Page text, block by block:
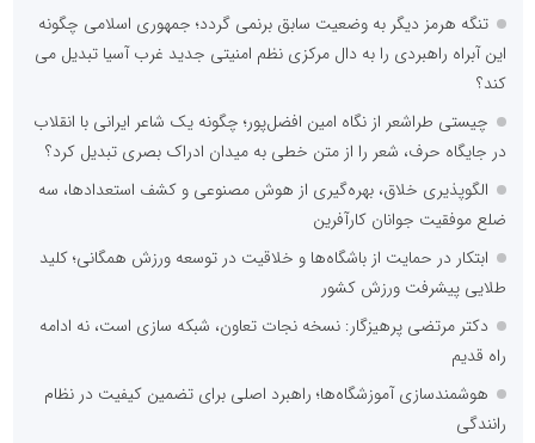
تنگه هرمز دیگر به وضعیت سابق برنمی گردد؛ جمهوری اسلامی چگونه
این آبراه راهبردی را به دال مرکزی نظم امنیتی جدید غرب آسیا تبدیل می
کند؟
چیستی طراشعر از نگاه امین افضل‌پور؛ چگونه یک شاعر ایرانی با انقلاب
در جایگاه حرف، شعر را از متن خطی به میدان ادراک بصری تبدیل کرد؟
الگوپذیری خلاق، بهره‌گیری از هوش مصنوعی و کشف استعدادها، سه
ضلع موفقیت جوانان کارآفرین
ابتکار در حمایت از باشگاه‌ها و خلاقیت در توسعه ورزش همگانی؛ کلید
طلایی پیشرفت ورزش کشور
دکتر مرتضی پرهیزگار: نسخه نجات تعاون، شبکه سازی است، نه ادامه
راه قدیم
هوشمندسازی آموزشگاه‌ها؛ راهبرد اصلی برای تضمین کیفیت در نظام
رانندگی